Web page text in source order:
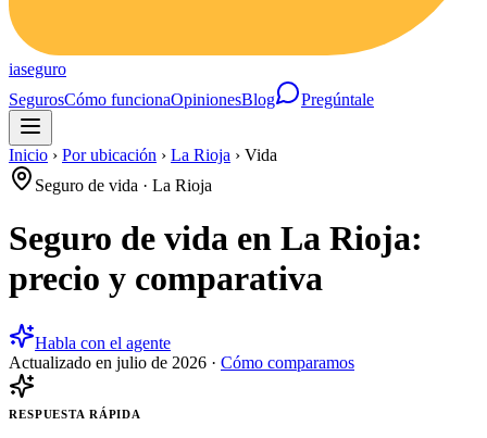
iaseguro
SegurosCómo funcionaOpinionesBlog Pregúntale
Inicio › Por ubicación › La Rioja › Vida
Seguro de vida · La Rioja
Seguro de vida en La Rioja:
precio y comparativa
Habla con el agente
Actualizado en julio de 2026 · Cómo comparamos
RESPUESTA RÁPIDA